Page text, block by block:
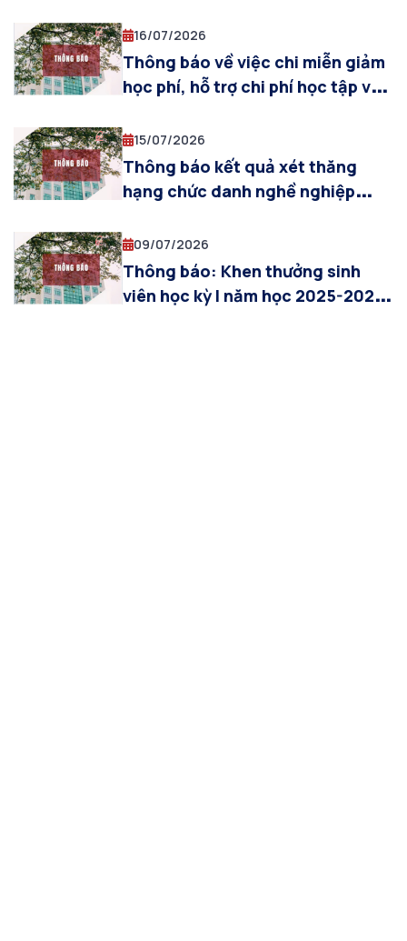
16/07/2026
Thông báo về việc chi miễn giảm
học phí, hỗ trợ chi phí học tập và
2025-2026 cho sinh viên hệ đại
học chính quy của Học viện
15/07/2026
Thông báo kết quả xét thăng
hạng chức danh nghề nghiệp
giáo sư tại Học viện Công nghệ
Bưu chính Viễn thông năm 2026
09/07/2026
Thông báo: Khen thưởng sinh
viên học kỳ I năm học 2025-2026